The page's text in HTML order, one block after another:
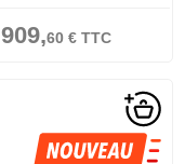
909,60€TTC